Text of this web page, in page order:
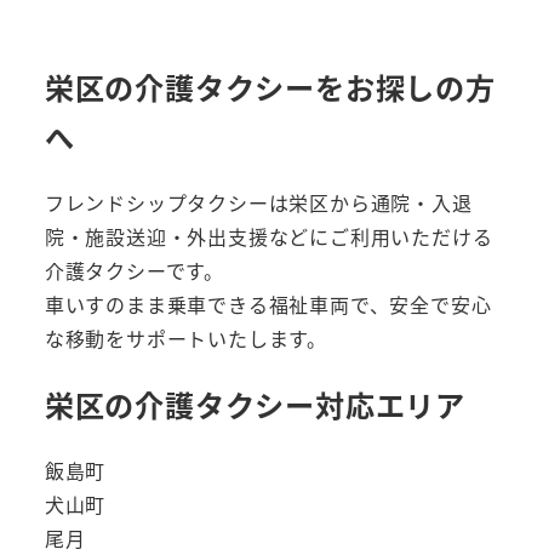
栄区の介護タクシーをお探しの方
へ
フレンドシップタクシーは栄区から通院・入退
院・施設送迎・外出支援などにご利用いただける
介護タクシーです。
車いすのまま乗車できる福祉車両で、安全で安心
な移動をサポートいたします。
栄区の介護タクシー対応エリア
飯島町
犬山町
尾月